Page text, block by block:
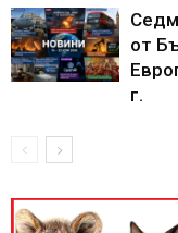
от
г.